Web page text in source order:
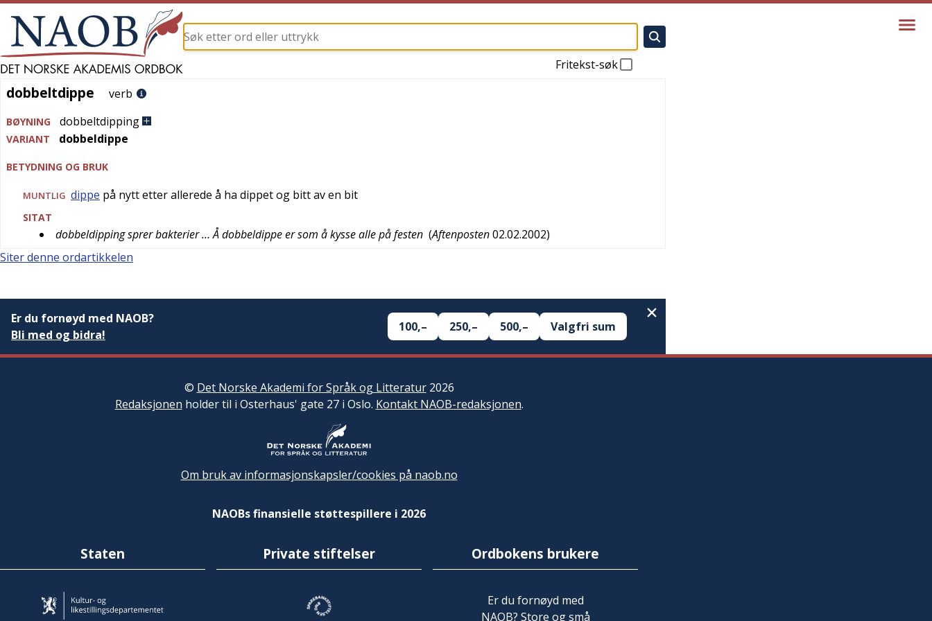
Fritekst-søk
dobbeltdippe
dobbeltdippe verb
BØYNING dobbeltdipping
VARIANT dobbeldippe
BETYDNING OG BRUK
MUNTLIG dippe på nytt etter allerede å ha dippet og bitt av en bit
SITAT
dobbeldipping sprer bakterier … Å dobbeldippe er som å kysse alle på festen (Aftenposten02.02.2002)
Siter denne ordartikkelen
Er du fornøyd med NAOB?
Bli med og bidra!
100,– 250,– 500,– Valgfri sum
© Det Norske Akademi for Språk og Litteratur2026
Redaksjonen holder til i Osterhaus' gate 27 i Oslo. Kontakt NAOB-redaksjonen.
Om bruk av informasjonskapsler/cookies på naob.no
NAOBs finansielle støttespillere i 2026
Staten Private stiftelser Ordbokens brukere
Er du fornøyd med
NAOB? Store og små